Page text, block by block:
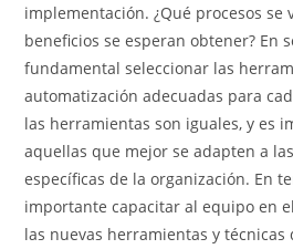
implementación. ¿Qué procesos se
beneficios se esperan obtener? En
fundamental seleccionar las
automatización adecuadas para
las herramientas son iguales, y es
aquellas que mejor se adapten a
específicas de la organización. En
importante capacitar al equipo en
las nuevas herramientas y técnicas